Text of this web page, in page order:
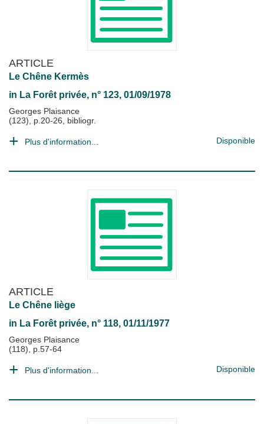
ARTICLE
Le Chêne Kermès
in La Forêt privée, n° 123, 01/09/1978
Georges Plaisance
(123), p.20-26, bibliogr.
Plus d'information... Disponible
ARTICLE
Le Chêne liège
in La Forêt privée, n° 118, 01/11/1977
Georges Plaisance
(118), p.57-64
Plus d'information... Disponible